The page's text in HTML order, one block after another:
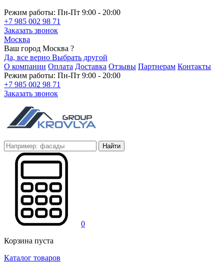
Режим работы: Пн-Пт 9:00 - 20:00
+7 985 002 98 71
Заказать звонок
Москва
Ваш город Москва ?
Да, все верно Выбрать другой
О компании Оплата Доставка Отзывы Партнерам Контакты
Режим работы: Пн-Пт 9:00 - 20:00
+7 985 002 98 71
Заказать звонок
Найти
0
Корзина пуста
Каталог товаров